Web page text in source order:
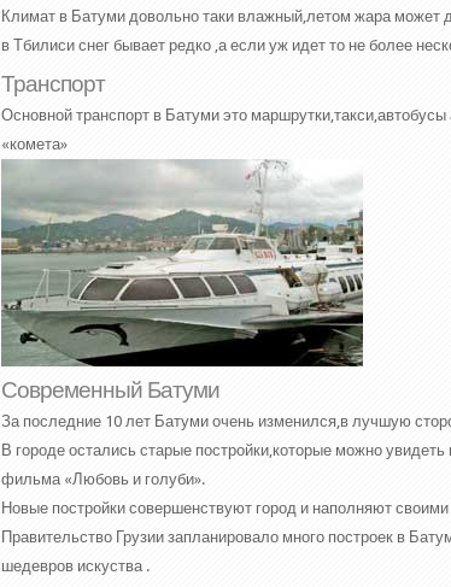
Климат в Батуми довольно таки влажный,летом жара может
в Тбилиси снег бывает редко ,а если уж идет то не более
Транспорт
Основной транспорт в Батуми это маршрутки,такси,автобусы
«комета»
Современный Батуми
За последние 10 лет Батуми очень изменился,в лучшую
В городе остались старые постройки,которые можно
фильма «Любовь и голуби».
Новые постройки совершенствуют город и наполняют своими
Правительство Грузии запланировало много построек в
шедевров искуства .